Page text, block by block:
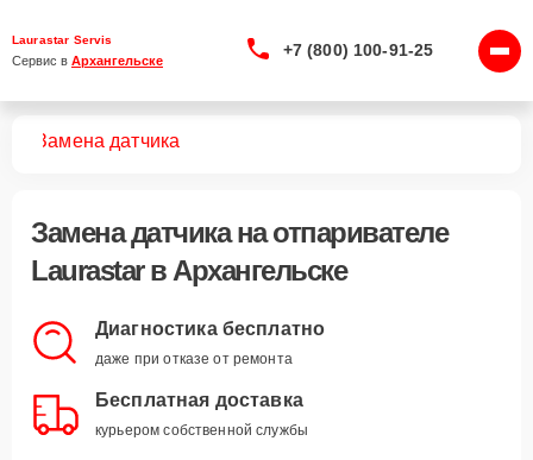
Laurastar Servis
Сервис в Архангельске
+7 (800) 100-91-25
Замена датчика
Замена датчикана отпаривателе
Laurastar в Архангельске
Диагностика бесплатно
даже при отказе от ремонта
Бесплатная доставка
курьером собственной службы